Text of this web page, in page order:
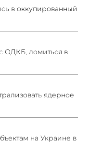
в оккупированный
ОДКБ, ломиться в
ядерное
на Украине в